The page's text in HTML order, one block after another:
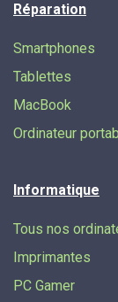
Réparation
Smartphones
Tablettes
MacBook
Ordinateur
Informatique
Tous nos
Imprimantes
PC Gamer